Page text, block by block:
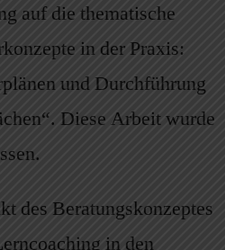
auf die thematische
in der Praxis:
und Durchführung
Diese Arbeit wurde
des Beratungskonzeptes
in den